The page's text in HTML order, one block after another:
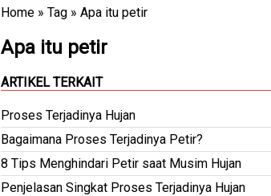
Home » Tag » Apa itu petir
Apa itu petir
ARTIKEL TERKAIT
Proses Terjadinya Hujan
Bagaimana Proses Terjadinya Petir?
8 Tips Menghindari Petir saat Musim Hujan
Penjelasan Singkat Proses Terjadinya Hujan